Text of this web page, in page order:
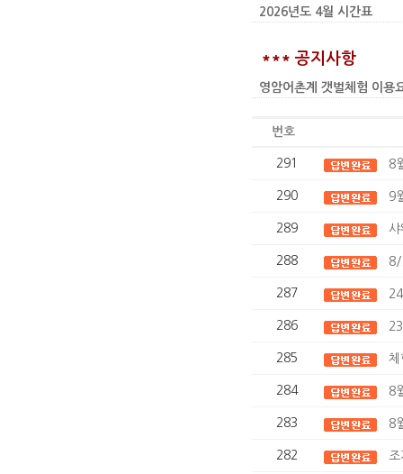
2026년도 4월 시간표
*** 공지사항
영암어촌계 갯벌체험 이
번호
291 8
290 9
289
288 8/
287
286
285 체
284 8
283 8
282